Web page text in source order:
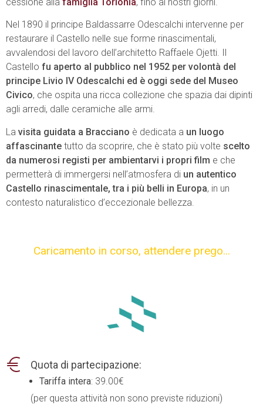
Nel 1890 il principe Baldassarre Odescalchi intervenne per
restaurare il Castello nelle sue forme rinascimentali,
avvalendosi del lavoro dell’architetto Raffaele Ojetti. Il
Castello fu aperto al pubblico nel 1952 per volontà del
principe Livio IV Odescalchi ed è oggi sede del Museo
Civico, che ospita una ricca collezione che spazia dai dipinti
agli arredi, dalle ceramiche alle armi.
La visita guidata a Bracciano è dedicata a un luogo
affascinante tutto da scoprire, che è stato più volte scelto
da numerosi registi per ambientarvi i propri film e che
permetterà di immergersi nell’atmosfera di un autentico
Castello rinascimentale, tra i più belli in Europa, in un
contesto naturalistico d’eccezionale bellezza.
Caricamento in corso, attendere prego...
Quota di partecipazione:
Tariffa intera: 39.00€
(per questa attività non sono previste riduzioni)